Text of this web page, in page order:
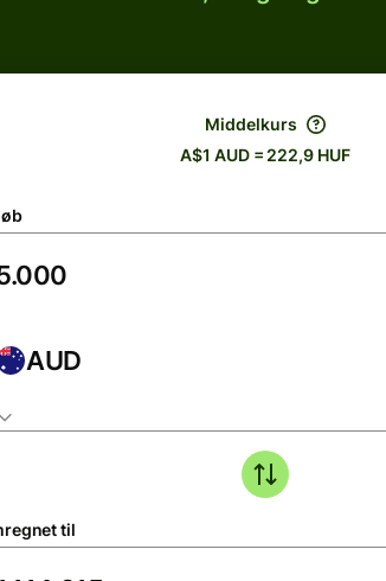
Middelkurs
A$1 AUD = 222,9 HUF
AUD
til